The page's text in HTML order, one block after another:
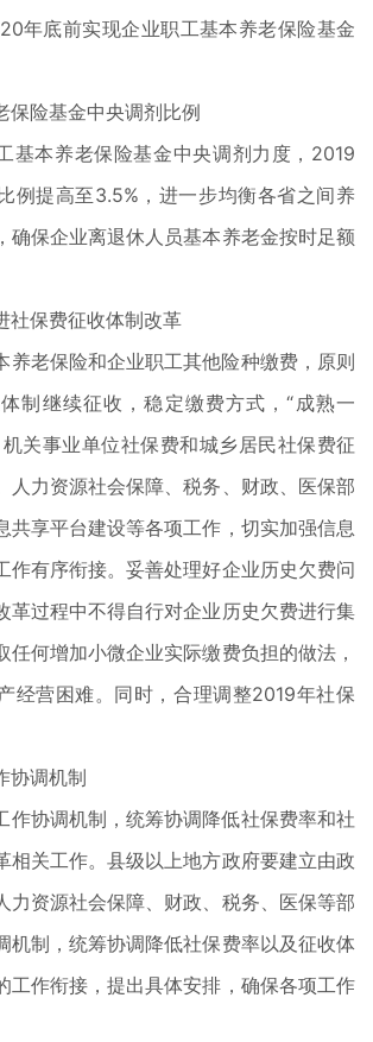
年底前实现企业职工基本养老保险基金
保险基金中央调剂比例
基本养老保险基金中央调剂力度，2019
例提高至3.5%，进一步均衡各省之间养
确保企业离退休人员基本养老金按时足额
社保费征收体制改革
养老保险和企业职工其他险种缴费，原则
制继续征收，稳定缴费方式，“成熟一
关事业单位社保费和城乡居民社保费征
人力资源社会保障、税务、财政、医保部
共享平台建设等各项工作，切实加强信息
作有序衔接。妥善处理好企业历史欠费问
革过程中不得自行对企业历史欠费进行集
任何增加小微企业实际缴费负担的做法，
经营困难。同时，合理调整2019年社保
协调机制
作协调机制，统筹协调降低社保费率和社
相关工作。县级以上地方政府要建立由政
力资源社会保障、财政、税务、医保等部
机制，统筹协调降低社保费率以及征收体
工作衔接，提出具体安排，确保各项工作